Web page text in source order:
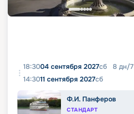
18:3004 сентября 2027сб 8 дн/7
14:3011 сентября 2027сб
Ф.И. Панферов
СТАНДАРТ